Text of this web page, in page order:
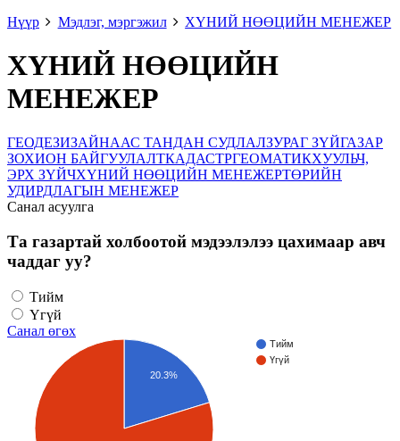
Нүүр
Мэдлэг, мэргэжил ХҮНИЙ НӨӨЦИЙН МЕНЕЖЕР
ХҮНИЙ НӨӨЦИЙН
МЕНЕЖЕР
ГЕОДЕЗИЗАЙНААС ТАНДАН СУДЛАЛЗУРАГ ЗҮЙГАЗАР
ЗОХИОН БАЙГУУЛАЛТКАДАСТРГЕОМАТИКХУУЛЬЧ,
ЭРХ ЗҮЙЧХҮНИЙ НӨӨЦИЙН МЕНЕЖЕРТӨРИЙН
УДИРДЛАГЫН МЕНЕЖЕР
Санал асуулга
Та газартай холбоотой мэдээлэлээ цахимаар авч
чаддаг уу?
Тийм
Үгүй
Санал өгөх
Тийм
Үгүй
20.3%